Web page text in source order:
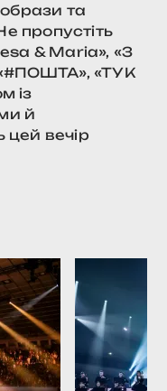
образи та
пропустіть
& Maria», «З
«#ПОШТА», «ТУК
із
й
цей вечір